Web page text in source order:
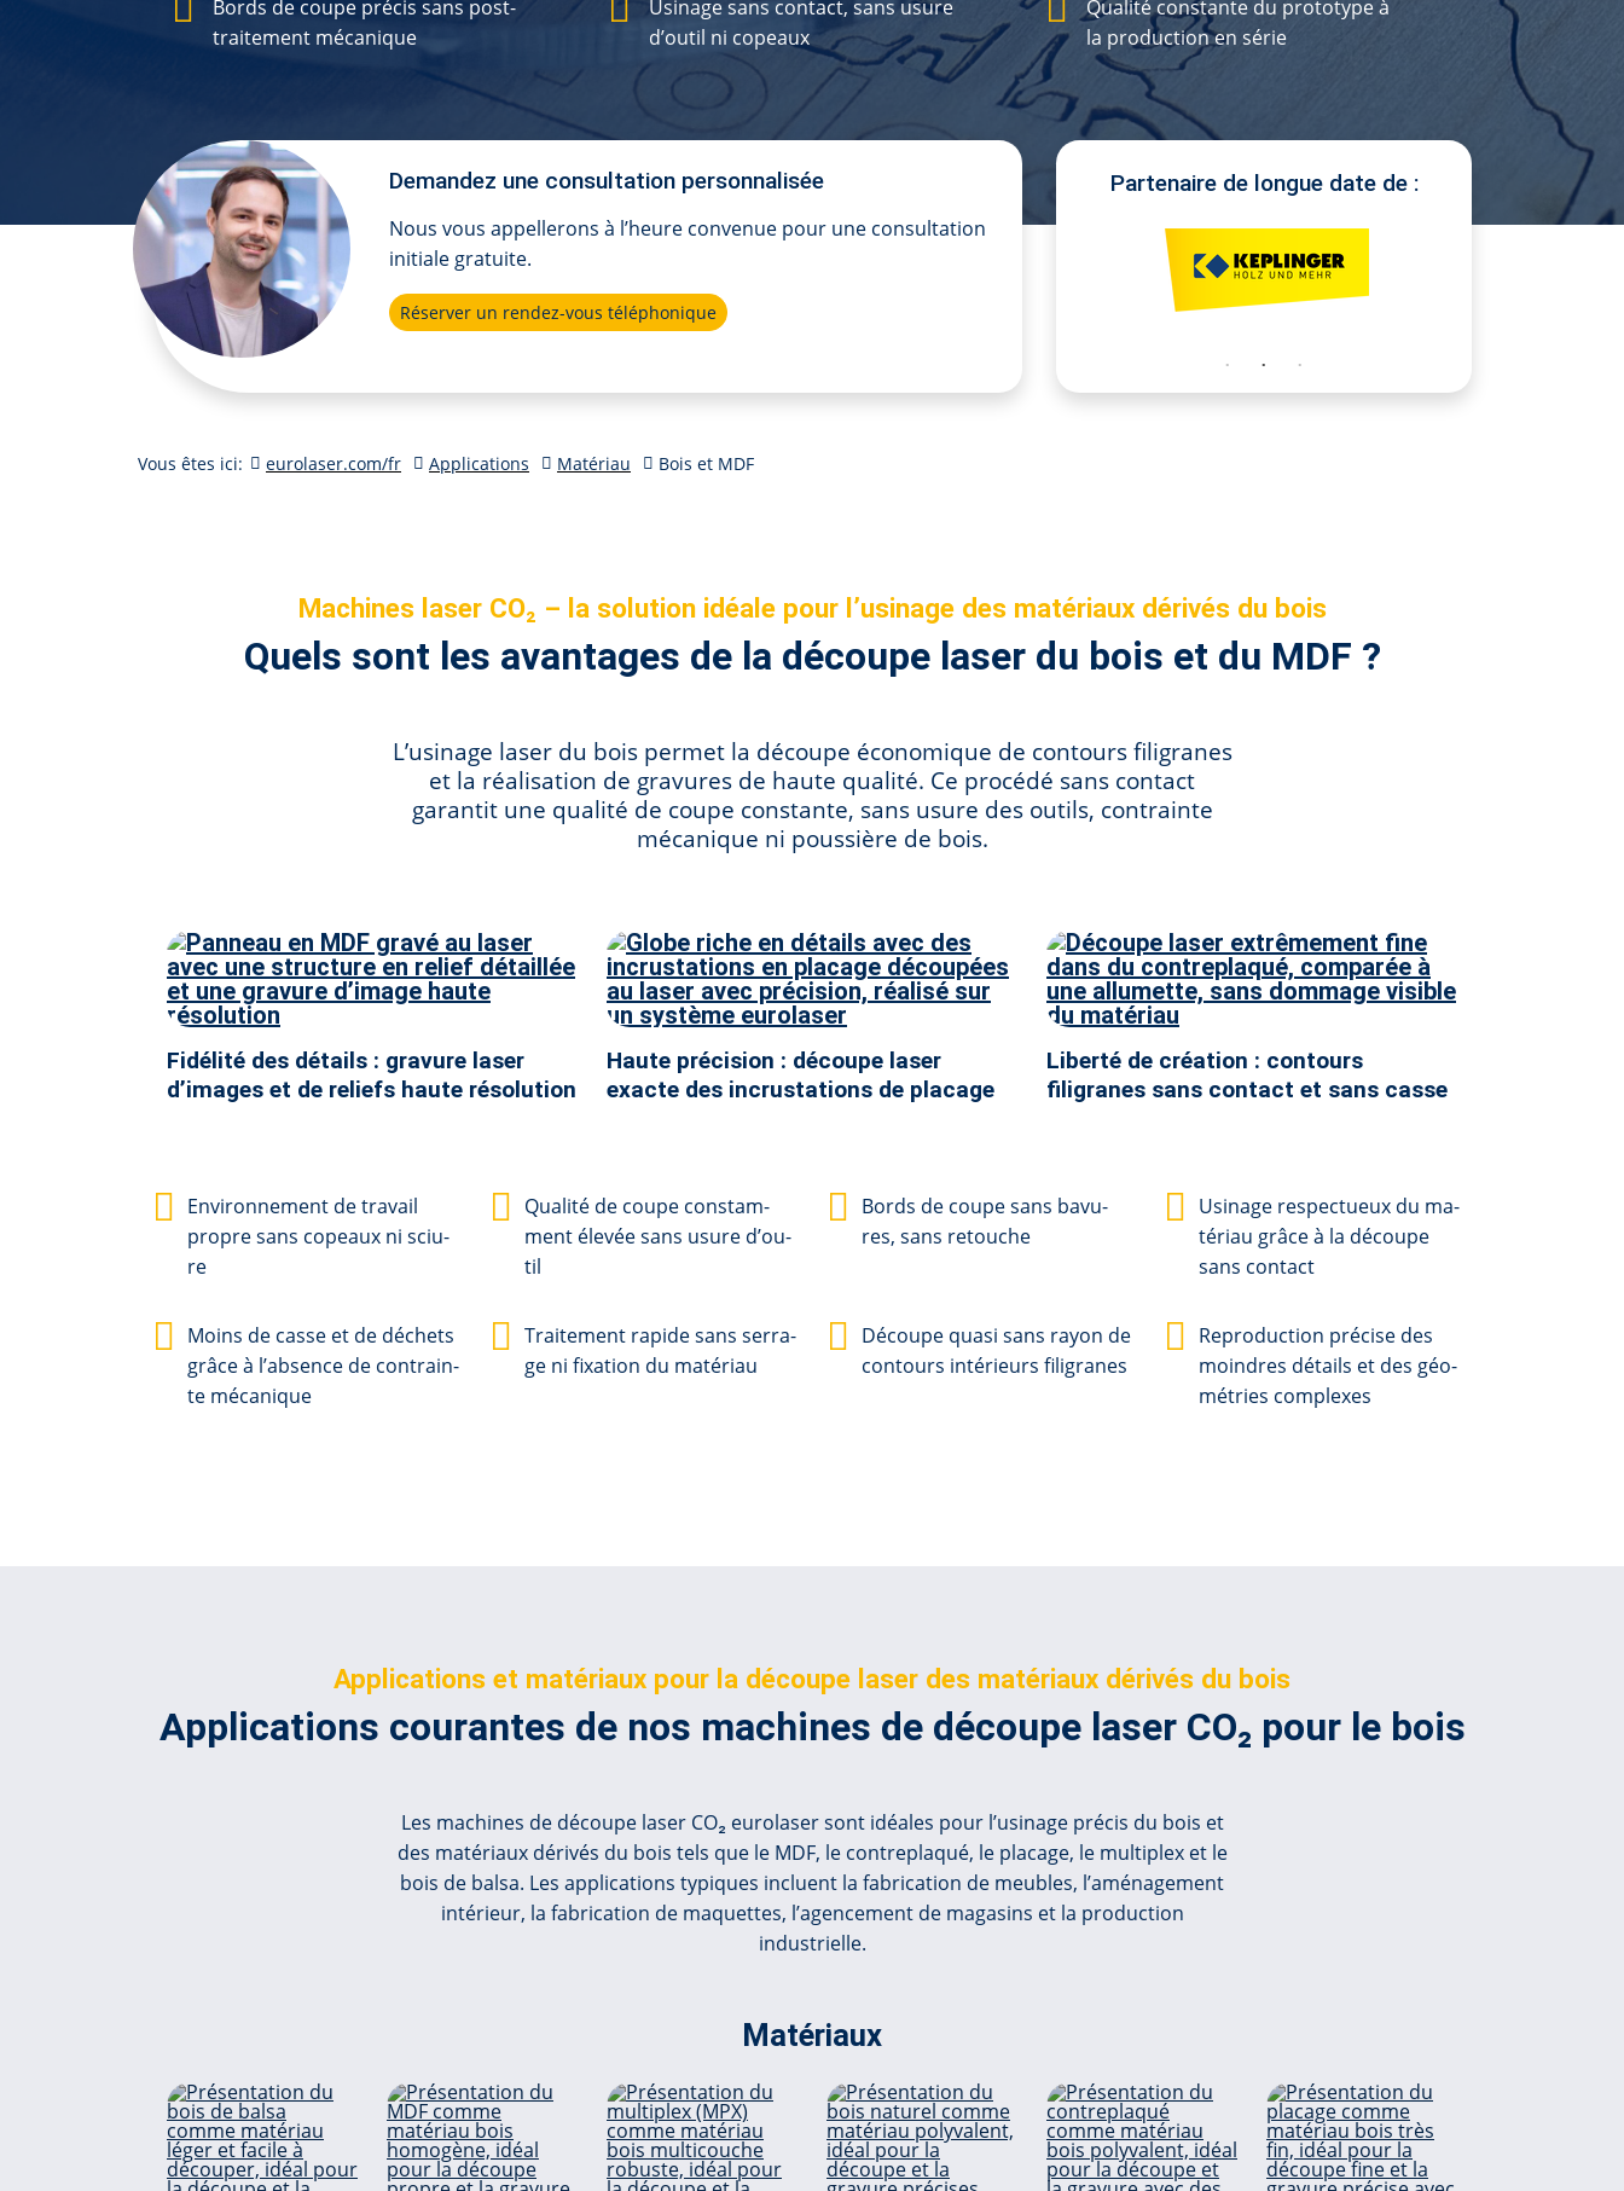
Bords de coupe précis sans post-
traitement mécanique
Usinage sans contact, sans usure
d’outil ni copeaux
Qualité constante du prototype à
la production en série
Demandez une consultation personnalisée
Nous vous appellerons à l’heure convenue pour une consultation
initiale gratuite.
Réserver un rendez-vous téléphonique
Partenaire de longue date de :
Vous êtes ici: eurolaser.com/fr Applications Matériau Bois et MDF
Machines laser CO₂ – la solution idéale pour l’usinage des matériaux dérivés du bois
Quels sont les avantages de la découpe laser du bois et du MDF ?
L’usinage laser du bois permet la découpe économique de contours filigranes
et la réalisation de gravures de haute qualité. Ce procédé sans contact
garantit une qualité de coupe constante, sans usure des outils, contrainte
mécanique ni poussière de bois.
Fidélité des détails : gravure laser
d’images et de reliefs haute résolution
Haute précision : découpe laser
exacte des incrustations de placage
Liberté de création : contours
filigranes sans contact et sans casse
En­vi­ron­ne­ment de tra­vail
pro­pre sans co­peaux ni sci­u­
re
Qua­li­té de cou­pe con­stam­
ment é­le­vée sans u­su­re d’ou­
til
Bords de cou­pe sans ba­vu­
res, sans re­tou­che
U­si­na­ge res­pec­tu­eux du ma­
té­ri­au grâce à la dé­cou­pe
sans con­tact
Moins de cas­se et de dé­chets
grâce à l’ab­sen­ce de con­train­
te mé­ca­ni­que
Trai­te­ment ra­pi­de sans ser­ra­
ge ni fi­xa­tion du ma­té­ri­au
Dé­cou­pe qua­si sans ra­yon de
con­tours in­té­ri­eurs fi­li­gra­nes
Re­pro­duc­tion pré­ci­se des
moin­dres dé­tails et des gé­o­
mé­tries com­ple­xes
Applications et matériaux pour la découpe laser des matériaux dérivés du bois
Applications courantes de nos machines de découpe laser CO₂ pour le bois
Les machines de découpe laser CO₂ eurolaser sont idéales pour l’usinage précis du bois et
des matériaux dérivés du bois tels que le MDF, le contreplaqué, le placage, le multiplex et le
bois de balsa. Les applications typiques incluent la fabrication de meubles, l’aménagement
intérieur, la fabrication de maquettes, l’agencement de magasins et la production
industrielle.
Matériaux